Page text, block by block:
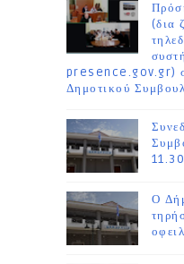
(δια
presence.gov.gr)
Δημοτικού
Ο